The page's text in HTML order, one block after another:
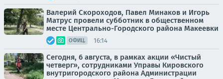
Валерий Скороходов, Павел Минаков и Игорь
Матрус провели субботник в общественном
месте Центрально-Городского района Макеевки
ОФИЦ. 16:14
Сегодня, 6 августа, в рамках акции «Чистый
четверг», сотрудниками Управы Кировского
внутригородского района Администрации